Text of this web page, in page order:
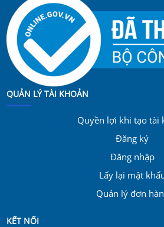
QUẢN LÝ TÀI KHOẢN
Quyền lợi khi tạo tài
Đăng ký
Đăng nhập
Lấy lại mật
Quản lý đơn
KẾT NỐI